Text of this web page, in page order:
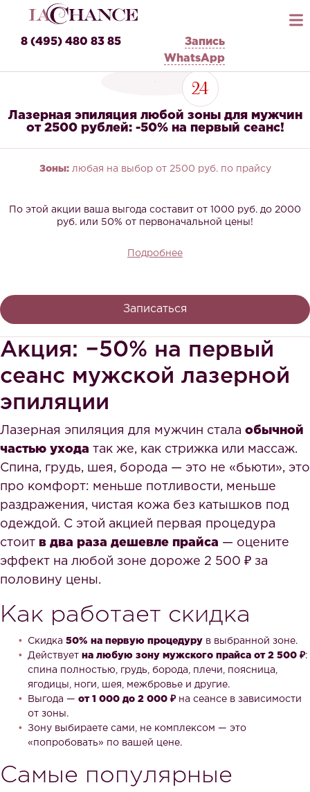
8 (495) 480 83 85
Запись
WhatsApp
24
Лазерная эпиляция любой зоны для мужчин
от 2500 рублей: -50% на первый сеанс!
Зоны:любая на выбор от 2500 руб. по прайсу
По этой акции ваша выгода составит от 1000 руб. до 2000
руб. или 50% от первоначальной цены!
Подробнее
Записаться
Акция: −50% на первый
сеанс мужской лазерной
эпиляции
Лазерная эпиляция для мужчин стала обычной
частью ухода так же, как стрижка или массаж.
Спина, грудь, шея, борода — это не «бьюти», это
про комфорт: меньше потливости, меньше
раздражения, чистая кожа без катышков под
одеждой. С этой акцией первая процедура
стоит в два раза дешевле прайса — оцените
эффект на любой зоне дороже 2 500 ₽ за
половину цены.
Как работает скидка
Скидка 50% на первую процедуру в выбранной зоне.
Действует на любую зону мужского прайса от 2 500 ₽:
спина полностью, грудь, борода, плечи, поясница,
ягодицы, ноги, шея, межбровье и другие.
Выгода — от 1 000 до 2 000 ₽на сеансе в зависимости
от зоны.
Зону выбираете сами, не комплексом — это
«попробовать» по вашей цене.
Самые популярные